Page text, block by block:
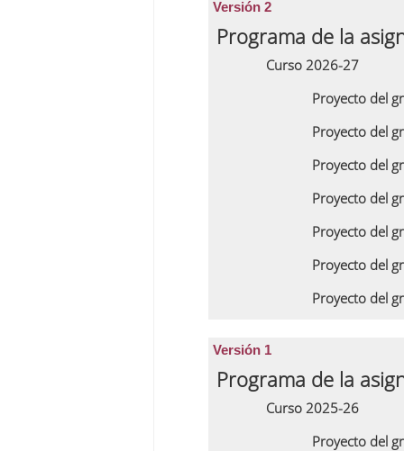
Versión 2
Programa de la
Curso 2026-27
Proyecto del
Proyecto del
Proyecto del
Proyecto del
Proyecto del
Proyecto del
Proyecto del
Versión 1
Programa de la
Curso 2025-26
Proyecto del